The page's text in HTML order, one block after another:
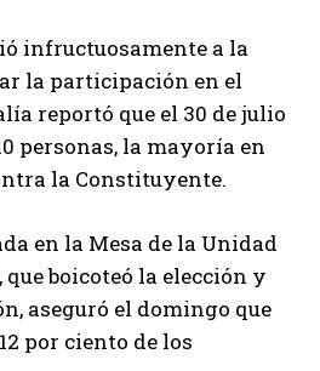
infructuosamente a la
la participación en el
reportó que el 30 de julio
personas, la mayoría en
la Constituyente.
en la Mesa de la Unidad
que boicoteó la elección y
aseguró el domingo que
por ciento de los